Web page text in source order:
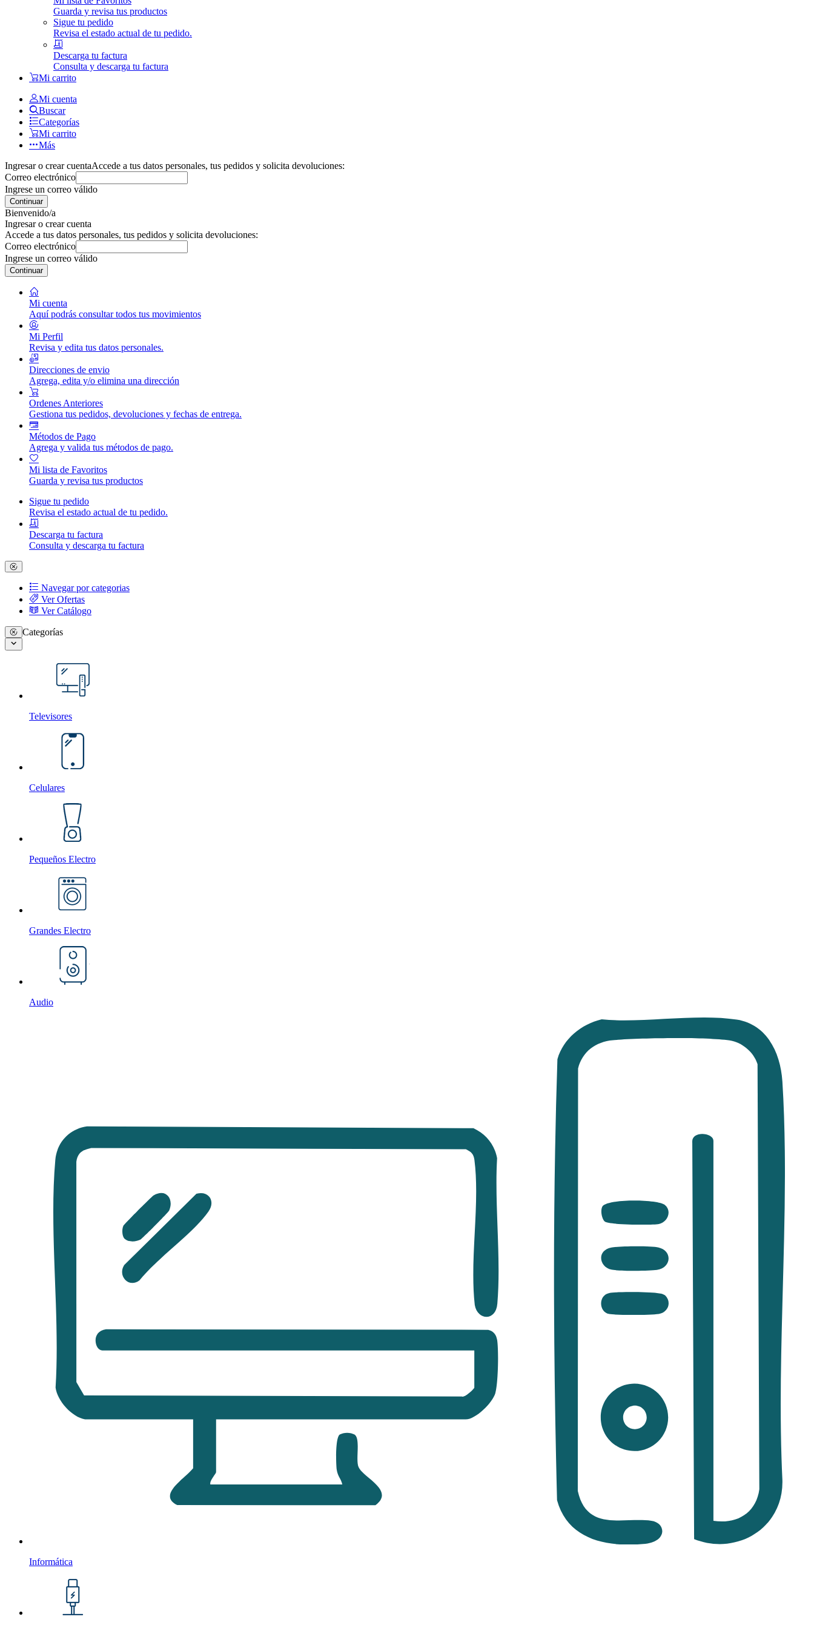
Guarda y revisa tus productos
Sigue tu pedido
Revisa el estado actual de tu pedido.
Descarga tu factura
Consulta y descarga tu factura
Mi carrito
Mi cuenta
Buscar
Categorías
Mi carrito
Más
Ingresar o crear cuentaAccede a tus datos personales, tus pedidos y solicita devoluciones:
Correo electrónico
Ingrese un correo válido
Continuar
Bienvenido/a
Ingresar o crear cuenta
Accede a tus datos personales, tus pedidos y solicita devoluciones:
Correo electrónico
Ingrese un correo válido
Continuar
Mi cuenta
Aquí podrás consultar todos tus movimientos
Mi Perfil
Revisa y edita tus datos personales.
Direcciones de envio
Agrega, edita y/o elimina una dirección
Ordenes Anteriores
Gestiona tus pedidos, devoluciones y fechas de entrega.
Métodos de Pago
Agrega y valida tus métodos de pago.
Mi lista de Favoritos
Guarda y revisa tus productos
Sigue tu pedido
Revisa el estado actual de tu pedido.
Descarga tu factura
Consulta y descarga tu factura
Navegar por categorias
Ver Ofertas
Ver Catálogo
Categorías
Televisores
Celulares
Pequeños Electro
Grandes Electro
Audio
Informática